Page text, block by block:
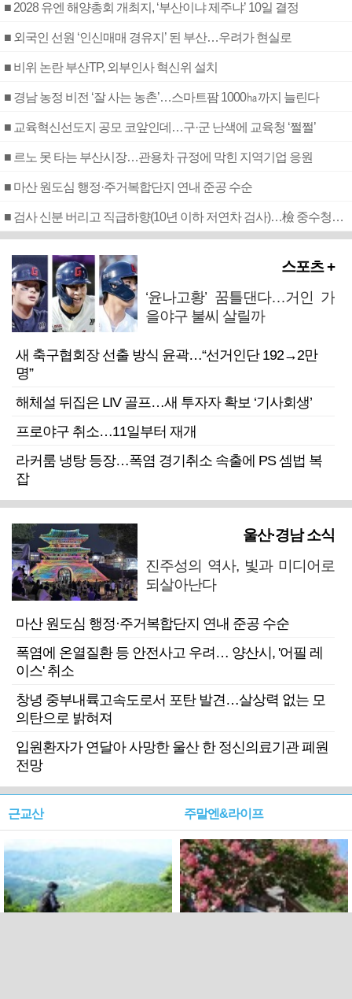
■ 2028 유엔 해양총회 개최지, ‘부산이냐 제주냐’ 10일 결정
■ 외국인 선원 ‘인신매매 경유지’ 된 부산…우려가 현실로
■ 비위 논란 부산TP, 외부인사 혁신위 설치
■ 경남 농정 비전 ‘잘 사는 농촌’…스마트팜 1000㏊까지 늘린다
■ 교육혁신선도지 공모 코앞인데…구·군 난색에 교육청 ‘쩔쩔’
■ 르노 못 타는 부산시장…관용차 규정에 막힌 지역기업 응원
■ 마산 원도심 행정·주거복합단지 연내 준공 수순
■ 검사 신분 버리고 직급하향(10년 이하 저연차 검사)…檢 중수청행 기피
스포츠 +
‘윤나고황’ 꿈틀댄다…거인 가
을야구 불씨 살릴까
새 축구협회장 선출 방식 윤곽…“선거인단 192→2만
명”
해체설 뒤집은 LIV 골프…새 투자자 확보 ‘기사회생’
프로야구 취소…11일부터 재개
라커룸 냉탕 등장…폭염 경기취소 속출에 PS 셈법 복
잡
울산·경남 소식
진주성의 역사, 빛과 미디어로
되살아난다
마산 원도심 행정·주거복합단지 연내 준공 수순
폭염에 온열질환 등 안전사고 우려… 양산시, '어필 레
이스' 취소
창녕 중부내륙고속도로서 포탄 발견…살상력 없는 모
의탄으로 밝혀져
입원환자가 연달아 사망한 울산 한 정신의료기관 폐원
전망
근교산 주말엔&라이프